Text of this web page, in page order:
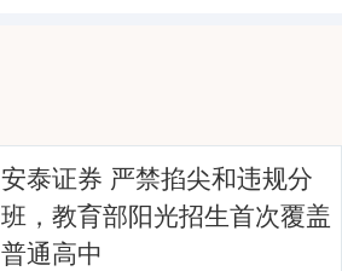
安泰证券 严禁掐尖和违规分
班，教育部阳光招生首次覆盖
普通高中